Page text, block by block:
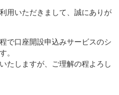
用いただきまして、誠にありが
で口座開設申込みサービスのシ
。
たしますが、ご理解の程よろし